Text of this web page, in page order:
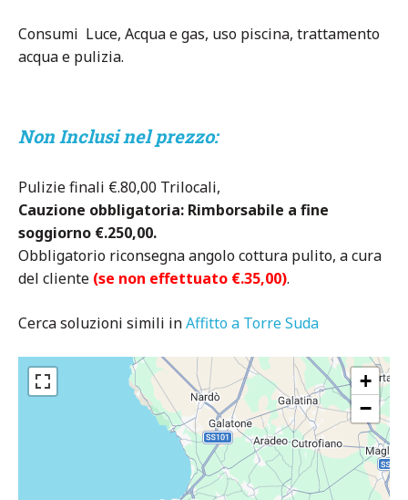
Consumi Luce, Acqua e gas, uso piscina, trattamento
acqua e pulizia.
Non Inclusi nel prezzo:
Pulizie finali €.80,00 Trilocali,
Cauzione obbligatoria: Rimborsabile a fine
soggiorno €.250,00.
Obbligatorio riconsegna angolo cottura pulito, a cura
del cliente (se non effettuato €.35,00).
Cerca soluzioni simili inAffitto a Torre Suda
+
−